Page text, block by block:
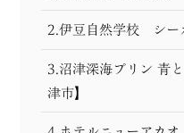
2.伊豆自然学校 シー
3.沼津深海プリン 青
津市】